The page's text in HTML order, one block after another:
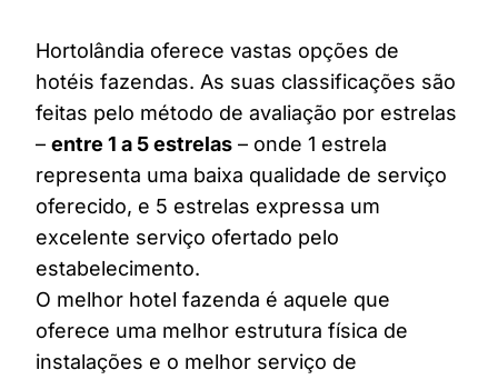
Hortolândia oferece vastas opções de
hotéis fazendas. As suas classificações são
feitas pelo método de avaliação por estrelas
– entre 1 a 5 estrelas – onde 1 estrela
representa uma baixa qualidade de serviço
oferecido, e 5 estrelas expressa um
excelente serviço ofertado pelo
estabelecimento.
O melhor hotel fazenda é aquele que
oferece uma melhor estrutura física de
instalações e o melhor serviço de